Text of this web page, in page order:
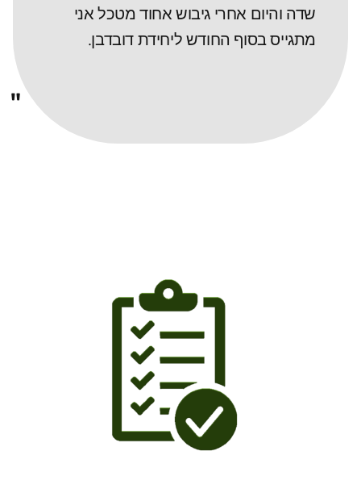
שדה והיום אחרי גיבוש אחוד מטכל אני
מתגייס בסוף החודש ליחידת דובדבן.
"